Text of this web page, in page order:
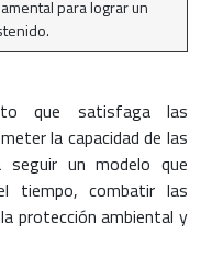
para lograr un
que satisfaga las
la capacidad de las
seguir un modelo que
tiempo, combatir las
protección ambiental y